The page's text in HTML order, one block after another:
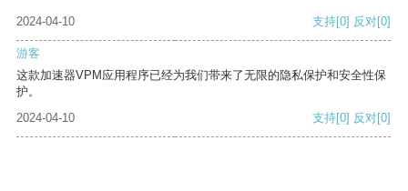
2024-04-10 支持[0] 反对[0]
游客
这款加速器VPM应用程序已经为我们带来了无限的隐私保护和安全性保
护。
2024-04-10
支持[0] 反对[0]